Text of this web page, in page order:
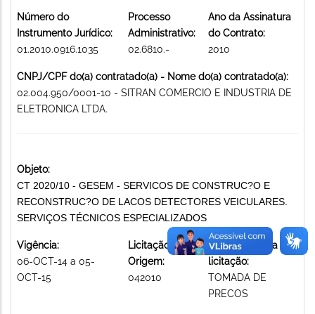
Número do
Instrumento Jurídico:
01.2010.0916.1035
Processo
Administrativo:
02.6810.-
Ano da Assinatura
do Contrato:
2010
CNPJ/CPF do(a) contratado(a) - Nome do(a) contratado(a):
02.004.950/0001-10 - SITRAN COMERCIO E INDUSTRIA DE
ELETRONICA LTDA.
Objeto:
CT 2020/10 - GESEM - SERVICOS DE CONSTRUC?O E
RECONSTRUC?O DE LACOS DETECTORES VEICULARES.
SERVIÇOS TÉCNICOS ESPECIALIZADOS
Vigência:
06-OCT-14 a 05-
OCT-15
Licitação de
Origem:
042010
Modalidade da
licitação:
TOMADA DE
PRECOS